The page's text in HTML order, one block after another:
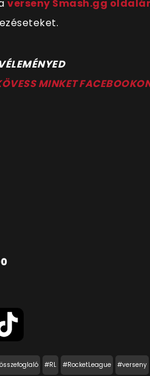
verseny Smash.gg
MINKET
#RL #RocketLeague #verseny